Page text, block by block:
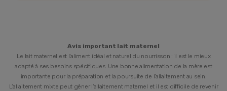
Avis important lait maternel
Le lait maternel est l’aliment idéal et naturel du nourrisson : il est le mieux
adapté à ses besoins spécifiques. Une bonne alimentation de la mère est
importante pour la préparation et la poursuite de l’allaitement au sein.
L’allaitement mixte peut gêner l’allaitement maternel et il est difficile de revenir